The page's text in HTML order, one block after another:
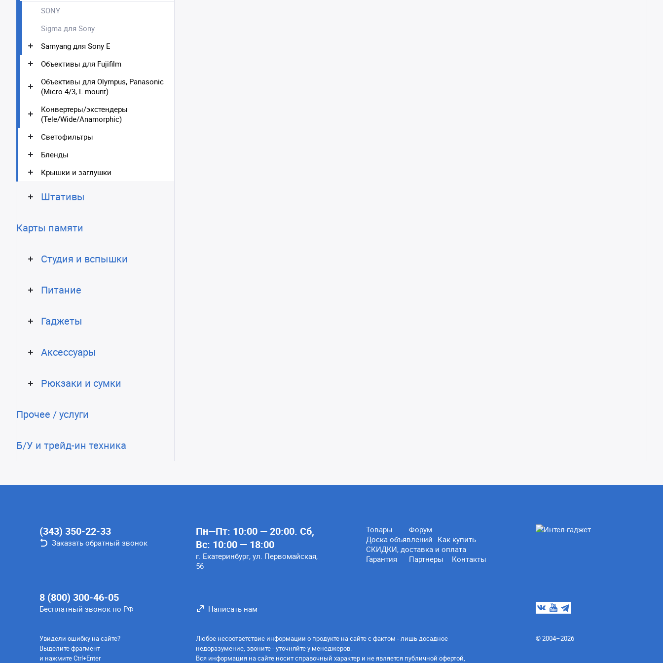
SONY
Sigma для Sony
Samyang для Sony E
Объективы для Fujifilm
Объективы для Olympus, Panasonic
(Micro 4/3, L-mount)
Конвертеры/экстендеры
(Tele/Wide/Anamorphic)
Светофильтры
Бленды
Крышки и заглушки
Штативы
Карты памяти
Студия и вспышки
Питание
Гаджеты
Аксессуары
Рюкзаки и сумки
Прочее / услуги
Б/У и трейд-ин техника
(343) 350-22-33
Заказать обратный звонок
8 (800) 300-46-05
Бесплатный звонок по РФ
Пн—Пт: 10:00 — 20:00. Сб,
Вс: 10:00 — 18:00
г. Екатеринбург, ул. Первомайская,
56
Товары
Форум
Доска объявлений Как купить
СКИДКИ, доставка и оплата
Гарантия
Партнеры Контакты
Написать нам
Увидели ошибку на сайте?
Выделите фрагмент
и нажмите Ctrl+Enter
Любое несоответствие информации о продукте на сайте с фактом - лишь досадное
недоразумение, звоните - уточняйте у менеджеров.
Вся информация на сайте носит справочный характер и не является публичной офертой,
© 2004–2026